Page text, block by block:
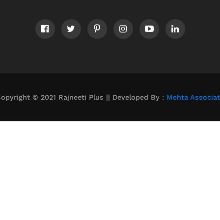
© 2021 Rajneeti Plus || Developed By : Mehta